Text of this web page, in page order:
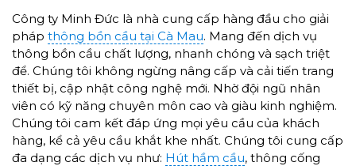
Công ty Minh Đức là nhà cung cấp hàng đầu cho giải
pháp thông bồn cầu tại Cà Mau. Mang đến dịch vụ
thông bồn cầu chất lượng, nhanh chóng và sạch triệt
để. Chúng tôi không ngừng nâng cấp và cải tiến trang
thiết bị, cập nhật công nghệ mới. Nhờ đội ngũ nhân
viên có kỹ năng chuyên môn cao và giàu kinh nghiệm.
Chúng tôi cam kết đáp ứng mọi yêu cầu của khách
hàng, kể cả yêu cầu khắt khe nhất. Chúng tôi cung cấp
đa dạng các dịch vụ như: Hút hầm cầu, thông cống